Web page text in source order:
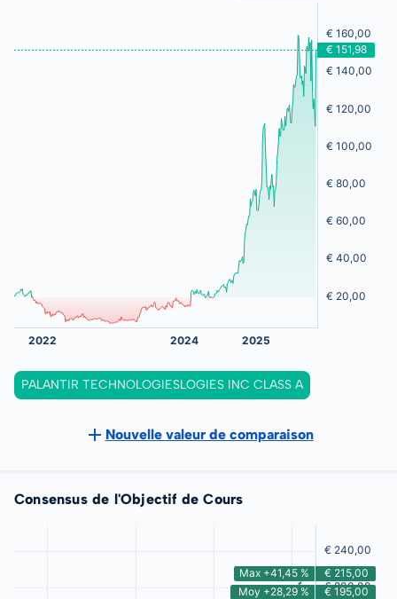
PALANTIR TECHNOLOGIESLOGIES INC CLASS A
Nouvelle valeur de comparaison
Consensus de l'Objectif de Cours